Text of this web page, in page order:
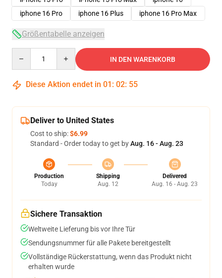
iphone 16 Pro
iphone 16 Plus iphone 16 Pro Max
Größentabelle anzeigen
IN DEN WARENKORB
Diese Aktion endet in 01 : 02: 54
Deliver to United States
Cost to ship:$6.99
Standard - Order today to get byAug. 16 - Aug. 23
Production
Today
Shipping
Aug. 12
Delivered
Aug. 16 - Aug. 23
Sichere Transaktion
Weltweite Lieferung bis vor Ihre Tür
Sendungsnummer für alle Pakete bereitgestellt
Vollständige Rückerstattung, wenn das Produkt nicht
erhalten wurde